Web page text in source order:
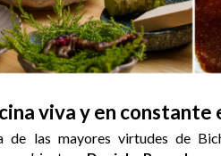
viva y en constante
de las mayores virtudes de